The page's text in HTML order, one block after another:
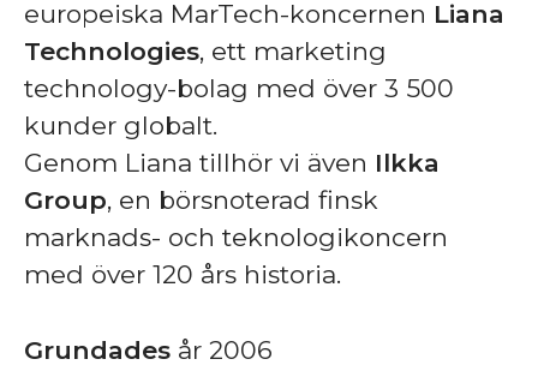
europeiska MarTech-koncernen Liana
Technologies, ett marketing
technology-bolag med över 3 500
kunder globalt.
Genom Liana tillhör vi även Ilkka
Group, en börsnoterad finsk
marknads- och teknologikoncern
med över 120 års historia.
Grundades år 2006